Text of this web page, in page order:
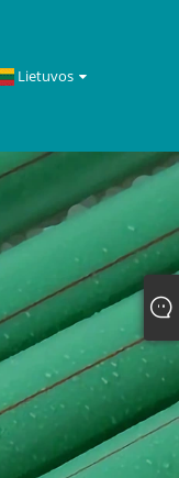
Lietuvos